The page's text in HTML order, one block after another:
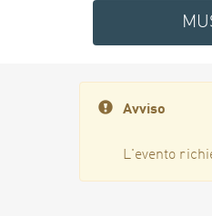
Avviso
L'evento